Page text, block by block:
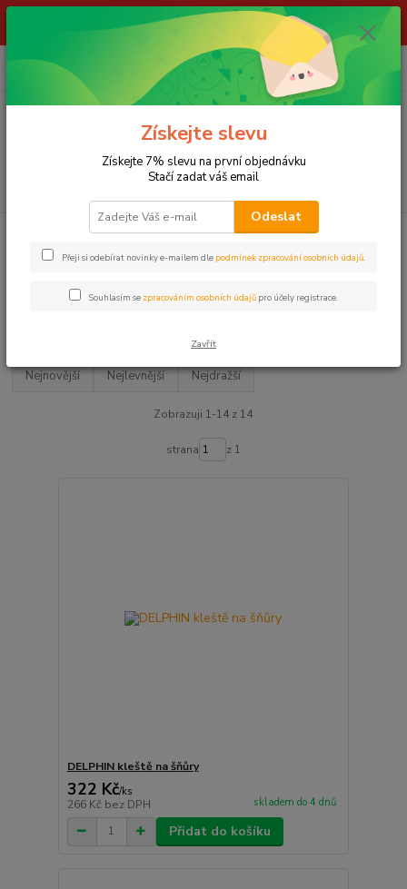
ŽIVÉ NÁSTRAHY !!! NEPOSÍLÁME !!! - ODBĚR POUZE NA NAŠÍ
za
LOV KAPRŮ Vybavení kapraře KLEŠTĚ, NOŽE a NŮŽKY
KLEŠTĚ, NOŽE a NŮŽKY
Nejnovější Nejlevnější Nejdražší
Zobrazuji 1-14 z 14
strana z 1
DELPHIN kleště na šňůry
322 Kč/ks
266 Kč bez DPH skladem do 4 dnů
Přidat do košíku
Získejte slevu
Získejte 7% slevu na první objednávku
Stačí zadat váš email
Odeslat
Přeji si odebírat novinky e-mailem dle podmínek zpracování osobních údajů.
Souhlasím se zpracováním osobních údajů pro účely registrace.
Zavřít